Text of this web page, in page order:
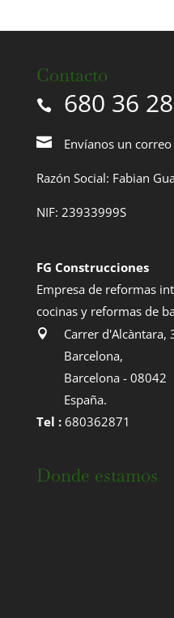
Contacto
680 36
Envíanos un correo
Razón Social: Fabian
NIF: 23933999S
FG Construcciones
Empresa de reformas
cocinas y reformas de
Carrer d'Alcàntara,
Barcelona,
Barcelona- 08042
España.
Tel : 680362871
Donde estamos